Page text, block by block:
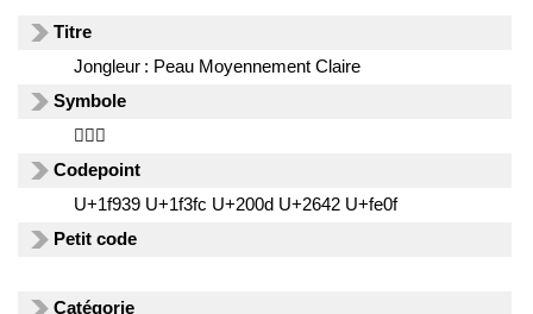
Titre
Jongleur : Peau Moyennement Claire
Symbole
🤹🏼‍♂️
Codepoint
U+1f939 U+1f3fc U+200d U+2642 U+fe0f
Petit code
Catégorie